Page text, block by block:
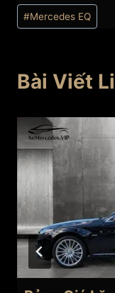
Post
Tags:
#Mercedes EQ
Bài Viết